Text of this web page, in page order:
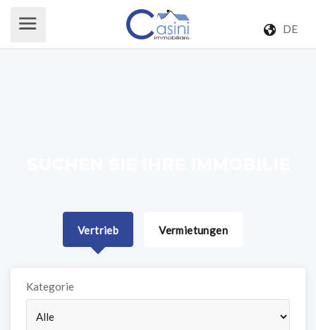
DE
Vertrieb Vermietungen
Kategorie